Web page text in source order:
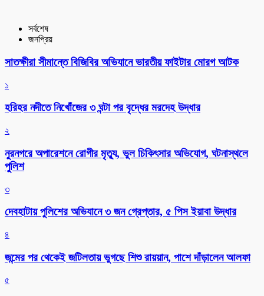
সর্বশেষ
জনপ্রিয়
সাতক্ষীরা সীমান্তে বিজিবির অভিযানে ভারতীয় ফাইটার মোরগ আটক
১
হরিহর নদীতে নিখোঁজের ৩ ঘন্টা পর বৃদ্ধের মরদেহ উদ্ধার
২
নুরনগরে অপারেশনে রোগীর মৃত্যু, ভুল চিকিৎসার অভিযোগ, ঘটনাস্থলে
পুলিশ
৩
দেবহাটায় পুলিশের অভিযানে ৩ জন গ্রেপ্তার, ৫ পিস ইয়াবা উদ্ধার
৪
জন্মের পর থেকেই জটিলতায় ভুগছে শিশু রায়য়ান, পাশে দাঁড়ালেন আলফা
৫